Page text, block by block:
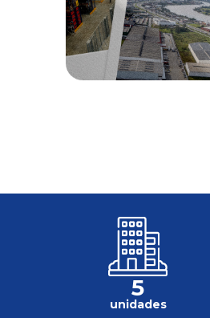
5
unidades